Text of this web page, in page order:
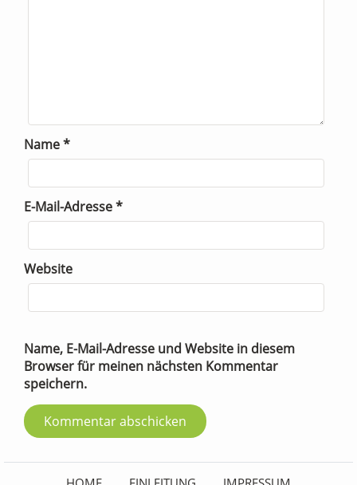
Name*
E-Mail-Adresse*
Website
Name, E-Mail-Adresse und Website in diesem
Browser für meinen nächsten Kommentar
speichern.